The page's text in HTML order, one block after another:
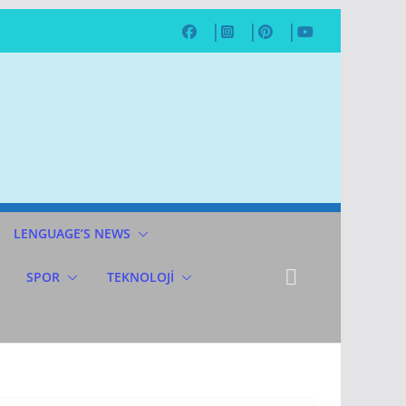
LENGUAGE’S NEWS
SPOR TEKNOLOJİ